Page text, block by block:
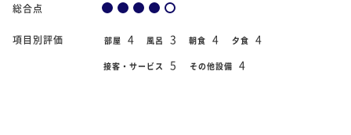
総合点
項目別評価 部屋 4 風呂 3 朝食 4 夕食 4
接客・サービス 5 その他設備 4